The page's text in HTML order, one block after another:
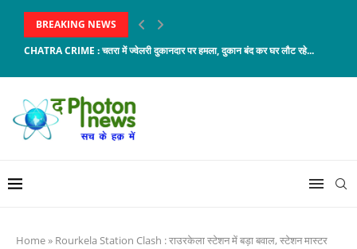
BREAKING NEWS
CHATRA CRIME : चतरा में ज्वेलरी दुकानदार पर हमला, दुकान बंद कर घर लौट रहे...
Home» Rourkela Station Clash : राउरकेला स्टेशन में बड़ा बवाल, स्टेशन मास्टर